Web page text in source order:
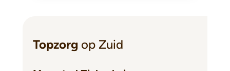
Topzorg op Zuid